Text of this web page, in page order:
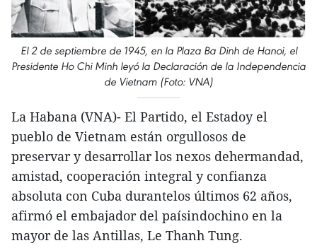
El 2 de septiembre de 1945, en la Plaza Ba Dinh de Hanoi, el
Presidente Ho Chi Minh leyó la Declaración de la Independencia
de Vietnam (Foto: VNA)
La Habana (VNA)- El Partido, el Estadoy el
pueblo de Vietnam están orgullosos de
preservar y desarrollar los nexos dehermandad,
amistad, cooperación integral y confianza
absoluta con Cuba durantelos últimos 62 años,
afirmó el embajador del paísindochino en la
mayor de las Antillas, Le Thanh Tung.